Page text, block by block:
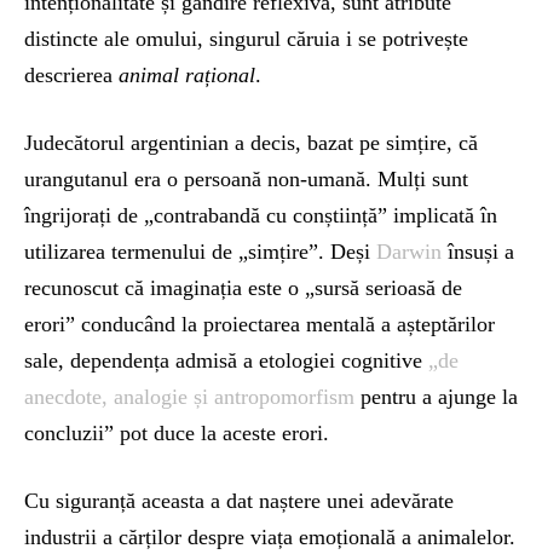
distincte ale omului, singurul căruia i se potrivește
descrierea animal rațional.
Judecătorul argentinian a decis, bazat pe simțire, că
urangutanul era o persoană non-umană. Mulți sunt
îngrijorați de „contrabandă cu conștiință” implicată în
utilizarea termenului de „simțire”. Deși Darwin însuși a
recunoscut că imaginația este o „sursă serioasă de
erori” conducând la proiectarea mentală a așteptărilor
sale, dependența admisă a etologiei cognitive „de
anecdote, analogie și antropomorfism pentru a ajunge la
concluzii” pot duce la aceste erori.
Cu siguranță aceasta a dat naștere unei adevărate
industrii a cărților despre viața emoțională a animalelor.